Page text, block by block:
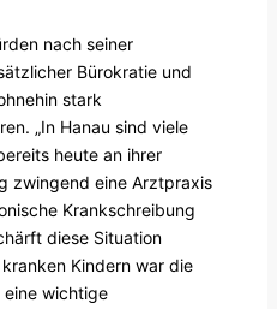
nach seiner
Bürokratie und
stark
„In Hanau sind viele
heute an ihrer
zwingend eine Arztpraxis
Krankschreibung
diese Situation
Kindern war die
wichtige